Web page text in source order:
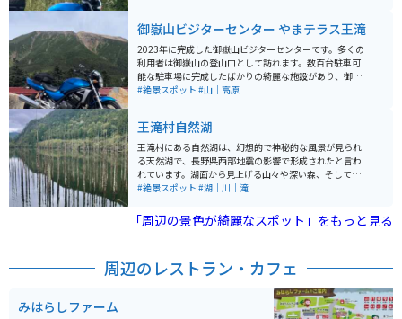
のため、スキー場営業期間とその前後（11月上旬から5
月下旬）は閉鎖されますので通行可能なことを確認して
から行く様にしましょう。御嶽山の7合目からは頂上の剣
ヶ峰まで約3時間での登山も可能ですが、ライダー装備
では厳しいかもしれません。 道はチェーンを巻いた作業
標高を上げながらゲレンデの絶景に綺麗なワインディン
グロードを眺められる場所はなかなか無いのでとっても
おすすめです。
御嶽山ビジターセンター やまテラス王滝
2023年に完成した御嶽山ビジターセンターです。多くの
利用者は御嶽山の登山口として訪れます。数百台駐車可
能な駐車場に完成したばかりの綺麗な施設があり、御嶽
をはじめ周辺の観光情報や歴史を知ることができます。
ら見られるため、とても大きく雄大です。周辺道路は冬
季閉鎖されるので注意してください。
#絶景スポット #山｜高原
王滝村自然湖
王滝村にある自然湖は、幻想的で神秘的な風景が見られ
る天然湖で、長野県西部地震の影響で形成されたと言わ
れています。湖面から見上げる山々や深い森、そして多
彩な木々には心が癒されます。谷間の川が堰き止められ
的です。 おんたけ湖カヌーツーリングが人気で、標高90
0mに広がる湖の美しい風景を楽しむことができます。初
は道の脇にある少しのスペースでトイレはありません。
#絶景スポット #湖｜川｜滝
「周辺の景色が綺麗なスポット」をもっと見る
周辺のレストラン・カフェ
みはらしファーム